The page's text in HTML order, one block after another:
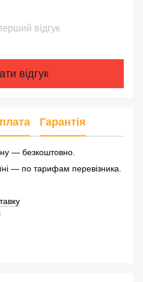
відгук
відгук
Гарантія
— безкоштовно.
— по тарифам перевізника.